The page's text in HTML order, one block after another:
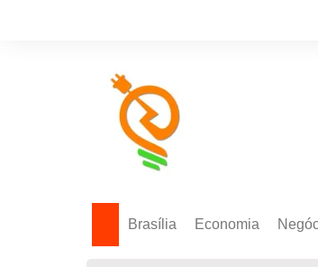
Brasília Economia